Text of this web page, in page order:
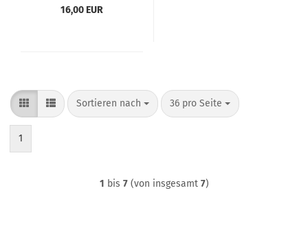
16,00 EUR
Sortieren nach
Sortieren nach 36 pro Seite
pro Seite
1
1 bis 7(von insgesamt 7)